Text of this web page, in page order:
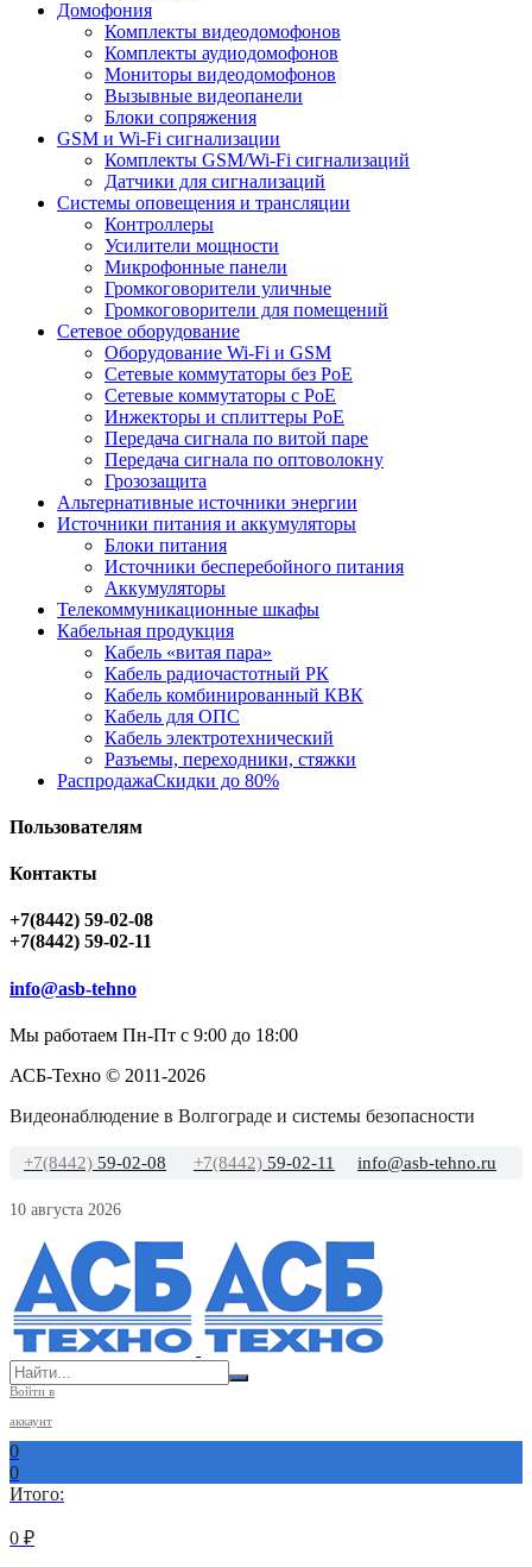
Домофония
Комплекты видеодомофонов
Комплекты аудиодомофонов
Мониторы видеодомофонов
Вызывные видеопанели
Блоки сопряжения
GSM и Wi-Fi сигнализации
Комплекты GSM/Wi-Fi сигнализаций
Датчики для сигнализаций
Системы оповещения и трансляции
Контроллеры
Усилители мощности
Микрофонные панели
Громкоговорители уличные
Громкоговорители для помещений
Сетевое оборудование
Оборудование Wi-Fi и GSM
Сетевые коммутаторы без PoE
Сетевые коммутаторы с PoE
Инжекторы и сплиттеры PoE
Передача сигнала по витой паре
Передача сигнала по оптоволокну
Грозозащита
Альтернативные источники энергии
Источники питания и аккумуляторы
Блоки питания
Источники бесперебойного питания
Аккумуляторы
Телекоммуникационные шкафы
Кабельная продукция
Кабель «витая пара»
Кабель радиочастотный РК
Кабель комбинированный КВК
Кабель для ОПС
Кабель электротехнический
Разъемы, переходники, стяжки
РаспродажаСкидки до 80%
Пользователям
Контакты
+7(8442) 59-02-08
+7(8442) 59-02-11
info@asb-tehno
Мы работаем Пн-Пт с 9:00 до 18:00
АСБ-Техно © 2011-2026
Видеонаблюдение в Волгограде и системы безопасности
+7(8442) 59-02-08 +7(8442) 59-02-11 info@asb-tehno.ru
10 августа 2026
Войти в
аккаунт
0
0
Итого:
0 ₽